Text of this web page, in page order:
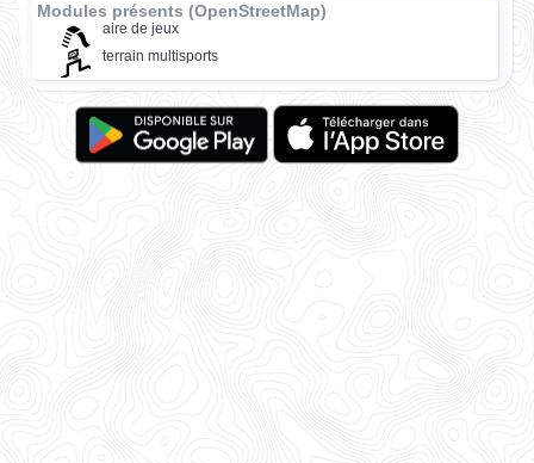
Modules présents (OpenStreetMap)
aire de jeux
terrain multisports